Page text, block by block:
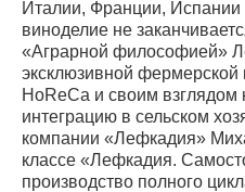
Италии, Франции,
виноделие не
«Аграрной философией»
эксклюзивной фермерской
HoReCa и своим взглядом
интеграцию в сельском
компании «Лефкадия»
классе «Лефкадия.
производство полного